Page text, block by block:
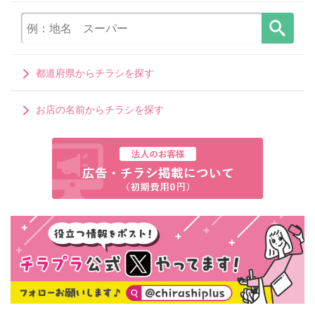
都道府県からチラシを探す
お店の名前からチラシを探す